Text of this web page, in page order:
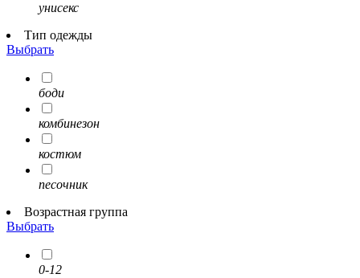
унисекс
Тип одежды
Выбрать
боди
комбинезон
костюм
песочник
Возрастная группа
Выбрать
0-12